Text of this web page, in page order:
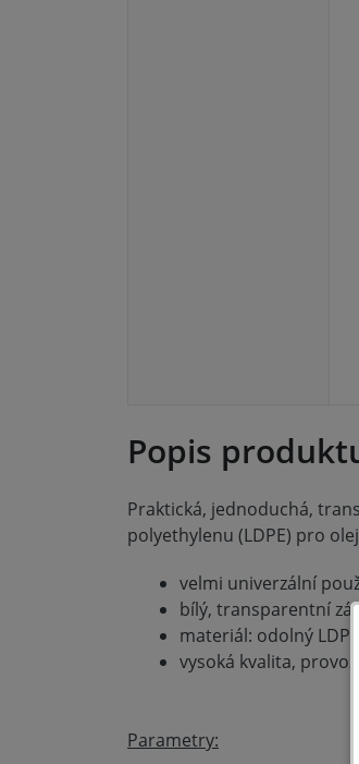
Popis
Praktická, jednoduchá,
polyethylenu (LDPE) pro
velmi univerzální
bílý, transparentní
materiál: odolný
vysoká kvalita,
Parametry: